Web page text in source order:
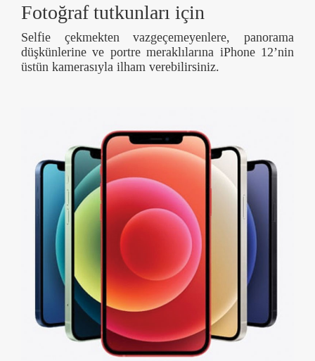
Fotoğraf tutkunları için
Selfie çekmekten vazgeçemeyenlere, panorama
düşkünlerine ve portre meraklılarına iPhone 12’nin
üstün kamerasıyla ilham verebilirsiniz.